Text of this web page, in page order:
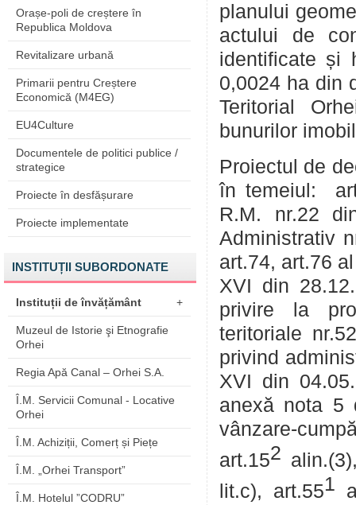
Orașe-poli de creștere în
Republica Moldova
Revitalizare urbană
Primarii pentru Creștere
Economică (M4EG)
EU4Culture
Documentele de politici publice /
strategice
Proiecte în desfășurare
Proiecte implementate
INSTITUȚII SUBORDONATE
Instituții de învățământ +
Muzeul de Istorie şi Etnografie
Orhei
Regia Apă Canal – Orhei S.A.
Î.M. Servicii Comunal - Locative
Orhei
Î.M. Achiziții, Comerț și Piețe
Î.M. „Orhei Transport”
Î.M. Hotelul ”CODRU”
planului
actului de
identificate și
0,0024 ha din
Teritorial
bunurilor
Proiectul de
în temeiul:
R.M. nr.22
Administrativ
art.74, art.76
XVI din
privire la
teritoriale
privind
XVI din
anexă nota 5
vânzare-
art.152
lit.c), art.551